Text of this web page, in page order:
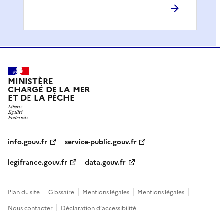
MINISTÈRE
CHARGÉ DE LA MER
ET DE LA PÊCHE
info.gouv.fr
service-public.gouv.fr
legifrance.gouv.fr
data.gouv.fr
Plan du site Glossaire Mentions légales
Mentions légales
Nous contacter
Déclaration d’accessibilité